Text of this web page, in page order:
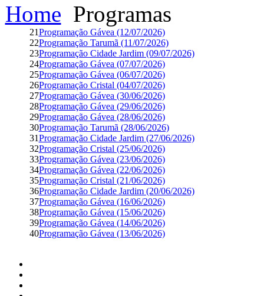
Home Programas
21Programação Gávea (12/07/2026)
22Programação Tarumã (11/07/2026)
23Programação Cidade Jardim (09/07/2026)
24Programação Gávea (07/07/2026)
25Programação Gávea (06/07/2026)
26Programação Cristal (04/07/2026)
27Programação Gávea (30/06/2026)
28Programação Gávea (29/06/2026)
29Programação Gávea (28/06/2026)
30Programação Tarumã (28/06/2026)
31Programação Cidade Jardim (27/06/2026)
32Programação Cristal (25/06/2026)
33Programação Gávea (23/06/2026)
34Programação Gávea (22/06/2026)
35Programação Cristal (21/06/2026)
36Programação Cidade Jardim (20/06/2026)
37Programação Gávea (16/06/2026)
38Programação Gávea (15/06/2026)
39Programação Gávea (14/06/2026)
40Programação Gávea (13/06/2026)